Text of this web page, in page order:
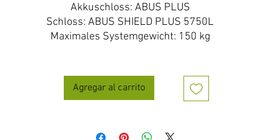
Akkuschloss: ABUS PLUS
Schloss: ABUS SHIELD PLUS 5750L
Maximales Systemgewicht: 150 kg
Agregar al carrito